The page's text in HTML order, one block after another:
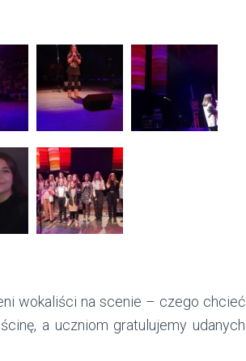
wokaliści na scenie – czego chcieć
a uczniom gratulujemy udanych